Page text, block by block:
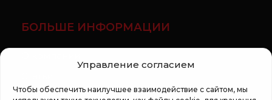
Управление согласием
Чтобы обеспечить наилучшее взаимодействие с сайтом, мы
БОЛЬШЕ ИНФОРМАЦИИ
Регламент кампании «100 zile pana la vis»